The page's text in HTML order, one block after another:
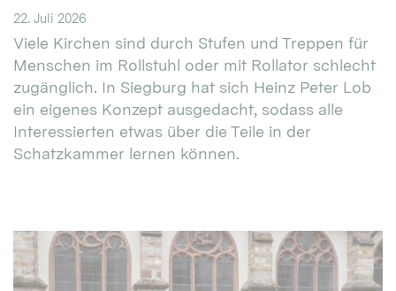
22. Juli 2026
Viele Kirchen sind durch Stufen und Treppen für
Menschen im Rollstuhl oder mit Rollator schlecht
zugänglich. In Siegburg hat sich Heinz Peter Lob
ein eigenes Konzept ausgedacht, sodass alle
Interessierten etwas über die Teile in der
Schatzkammer lernen können.